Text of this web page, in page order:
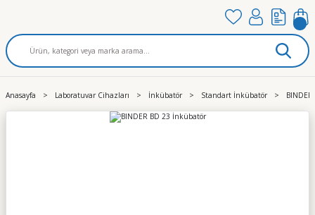
Anasayfa Laboratuvar Cihazları İnkübatör Standart İnkübatör